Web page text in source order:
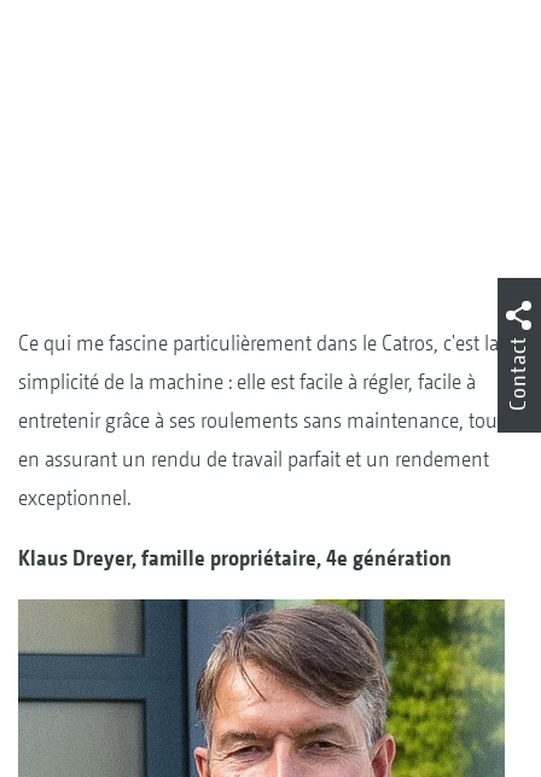
Ce qui me fascine particulièrement dans le Catros, c'est la
simplicité de la machine : elle est facile à régler, facile à
entretenir grâce à ses roulements sans maintenance, tout
en assurant un rendu de travail parfait et un rendement
exceptionnel.
Klaus Dreyer, famille propriétaire, 4e génération
Contact